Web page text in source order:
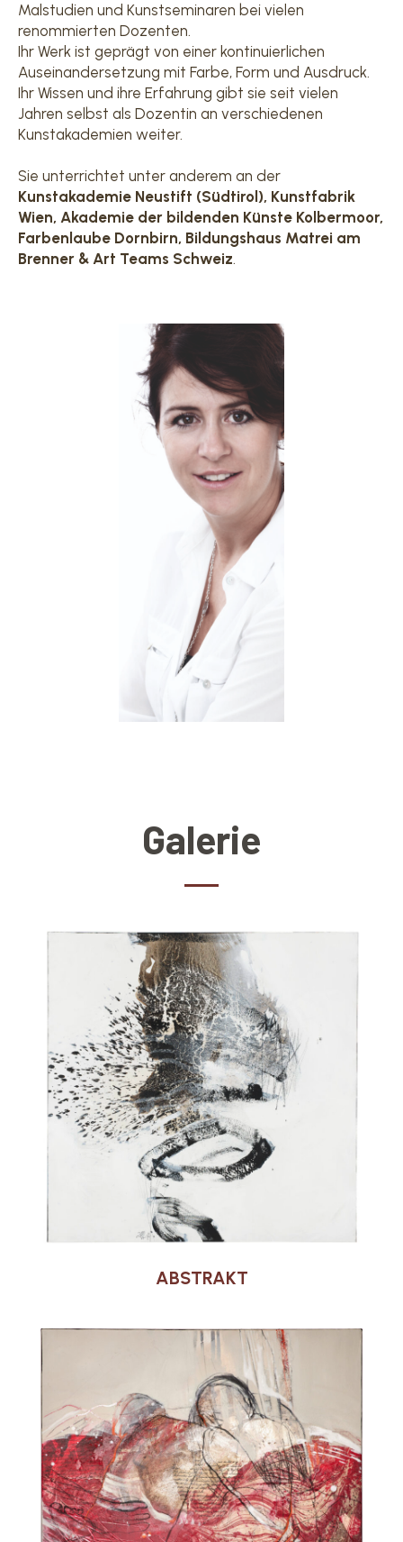
Malstudien und Kunstseminaren bei vielen
renommierten Dozenten.
Ihr Werk ist geprägt von einer kontinuierlichen
Auseinandersetzung mit Farbe, Form und Ausdruck.
Ihr Wissen und ihre Erfahrung gibt sie seit vielen
Jahren selbst als Dozentin an verschiedenen
Kunstakademien weiter.
Sie unterrichtet unter anderem an der
Kunstakademie Neustift (Südtirol), Kunstfabrik
Wien, Akademie der bildenden Künste Kolbermoor,
Farbenlaube Dornbirn, Bildungshaus Matrei am
Brenner & Art Teams Schweiz.
Galerie
ABSTRAKT